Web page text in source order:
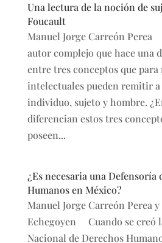
Una lectura de la noción de
Foucault
Manuel Jorge Carreón
autor complejo que hace una
entre tres conceptos que para
intelectuales pueden remitir
individuo, sujeto y hombre.
diferencian estos tres
poseen...
¿Es necesaria una Defensoría
Humanos en México?
Manuel Jorge Carreón Perea
Echegoyen Cuando se creó
Nacional de Derechos